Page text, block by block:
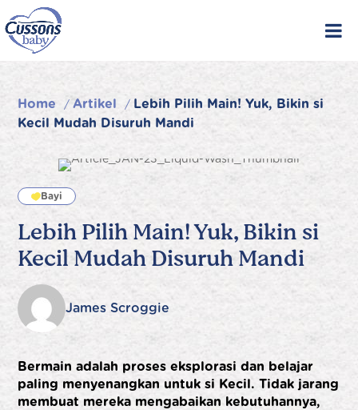
to
content
Home /Artikel / Lebih Pilih Main! Yuk, Bikin si
Kecil Mudah Disuruh Mandi
Bayi
Lebih Pilih Main! Yuk, Bikin si
Kecil Mudah Disuruh Mandi
James Scroggie
Bermain adalah proses eksplorasi dan belajar
paling menyenangkan untuk si Kecil. Tidak jarang
membuat mereka mengabaikan kebutuhannya,